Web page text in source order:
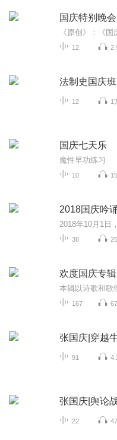
国庆特别晚会
12
法制史国庆班
12 1
国庆七天乐
魔性早功练习
10
2018国庆吟
38
欢度国庆专辑
167
张国庆|穿越
91
张国庆|舆论
22